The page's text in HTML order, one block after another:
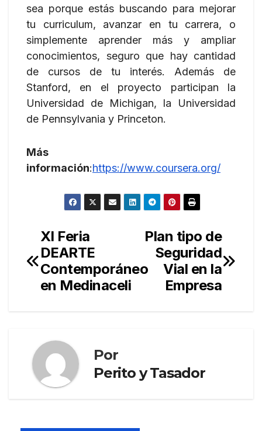
sea porque estás buscando para mejorar
tu curriculum, avanzar en tu carrera, o
simplemente aprender más y ampliar
conocimientos, seguro que hay cantidad
de cursos de tu interés. Además de
Stanford, en el proyecto participan la
Universidad de Michigan, la Universidad
de Pennsylvania y Princeton.
Más
información:https://www.coursera.org/
Navegación
de
entradas
Plan tipo de
Seguridad
Vial en la
Empresa
XI Feria
DEARTE
Contemporáneo
en Medinaceli
Por
Perito y Tasador